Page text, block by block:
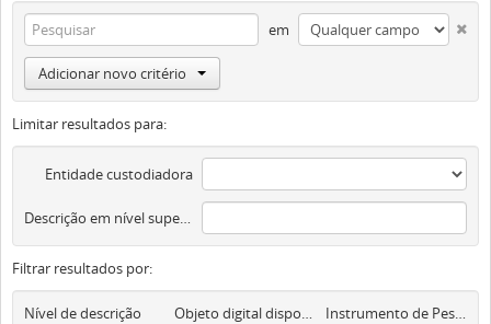
em
Adicionar novo critério
Limitar resultados para:
Entidade custodiadora
Descrição em nível superior
Filtrar resultados por:
Nível de descrição Objeto digital disponível Instrumento de Pesquisa